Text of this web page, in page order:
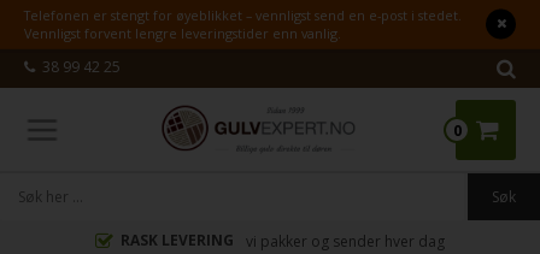
Telefonen er stengt for øyeblikket – vennligst send en e-post i stedet.
Vennligst forvent lengre leveringstider enn vanlig.
38 99 42 25
0
RASK LEVERING vi pakker og sender hver dag